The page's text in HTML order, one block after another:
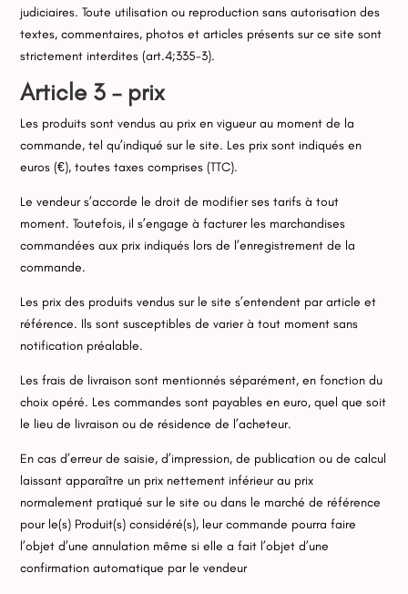
judiciaires. Toute utilisation ou reproduction sans autorisation des
textes, commentaires, photos et articles présents sur ce site sont
strictement interdites (art.4;335-3).
Article 3 – prix
Les produits sont vendus au prix en vigueur au moment de la
commande, tel qu’indiqué sur le site. Les prix sont indiqués en
euros (€), toutes taxes comprises (TTC).
Le vendeur s’accorde le droit de modifier ses tarifs à tout
moment. Toutefois, il s’engage à facturer les marchandises
commandées aux prix indiqués lors de l’enregistrement de la
commande.
Les prix des produits vendus sur le site s’entendent par article et
référence. Ils sont susceptibles de varier à tout moment sans
notification préalable.
Les frais de livraison sont mentionnés séparément, en fonction du
choix opéré. Les commandes sont payables en euro, quel que soit
le lieu de livraison ou de résidence de l’acheteur.
En cas d’erreur de saisie, d’impression, de publication ou de calcul
laissant apparaître un prix nettement inférieur au prix
normalement pratiqué sur le site ou dans le marché de référence
pour le(s) Produit(s) considéré(s), leur commande pourra faire
l’objet d’une annulation même si elle a fait l’objet d’une
confirmation automatique par le vendeur